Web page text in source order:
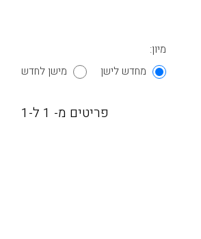
מיון:
מחדש לישן
מישן לחדש
פריטים מ- 1 ל-1